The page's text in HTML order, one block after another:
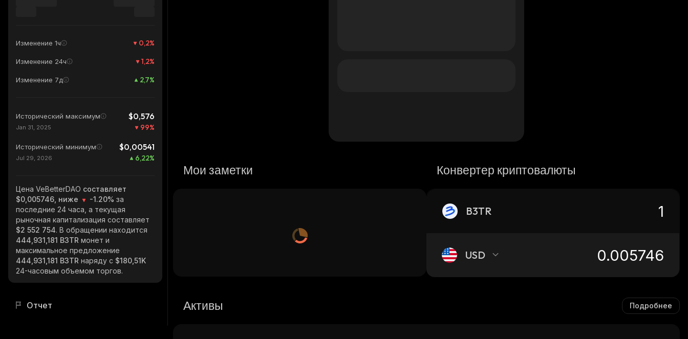
Изменение 1ч 0,2%
Изменение 24ч 1,2%
Изменение 7д 2,7%
Исторический максимум $0,576
Jan 31, 2025 99%
Исторический минимум $0,00541
Jul 29, 2026 6,22%
Цена VeBetterDAO составляет
$0,005746, ниже
-1.20% за
последние 24 часа, а текущая
рыночная капитализация составляет
$2 552 754. В обращении находится
444,931,181 B3TR монет и
максимальное предложение
444,931,181 B3TR наряду с $180,51K
24-часовым объемом торгов.
Отчет
Мои заметки Конвертер криптовалюты
B3TR
USD
Активы Подробнее